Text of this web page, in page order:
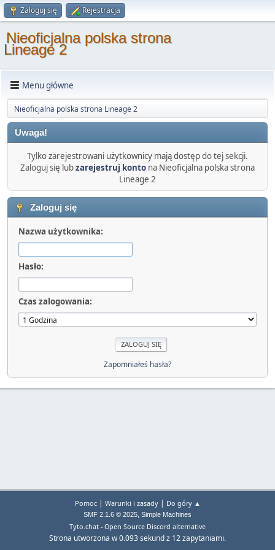
Zaloguj się Rejestracja
Nieoficjalna polska strona
Lineage 2
Menu główne
Nieoficjalna polska strona Lineage 2
Uwaga!
Tylko zarejestrowani użytkownicy mają dostęp do tej sekcji.
Zaloguj się lubzarejestruj konto na Nieoficjalna polska strona
Lineage 2
Zaloguj się
Nazwa użytkownika:
Hasło:
Czas zalogowania:
Zapomniałeś hasła?
Pomoc| Warunki i zasady| Do góry ▲
SMF 2.1.6 © 2025, Simple Machines
Tyto.chat - Open Source Discord alternative
Strona utworzona w 0.093 sekund z 12 zapytaniami.